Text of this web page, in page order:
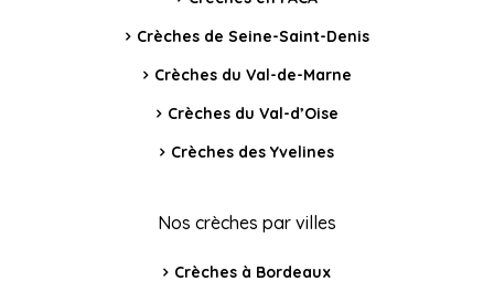
Crèches de Seine-Saint-Denis
Crèches du Val-de-Marne
Crèches du Val-d’Oise
Crèches des Yvelines
Nos crèches par villes
Crèches à Bordeaux